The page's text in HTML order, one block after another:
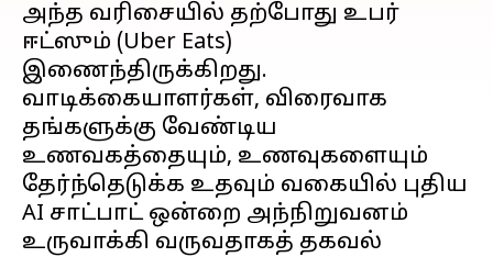
அந்த வரிசையில் தற்போது உபர்
ஈட்ஸும் (Uber Eats)
இணைந்திருக்கிறது.
வாடிக்கையாளர்கள், விரைவாக
தங்களுக்கு வேண்டிய
உணவகத்தையும், உணவுகளையும்
தேர்ந்தெடுக்க உதவும் வகையில் புதிய
AI சாட்பாட் ஒன்றை அந்நிறுவனம்
உருவாக்கி வருவதாகத் தகவல்